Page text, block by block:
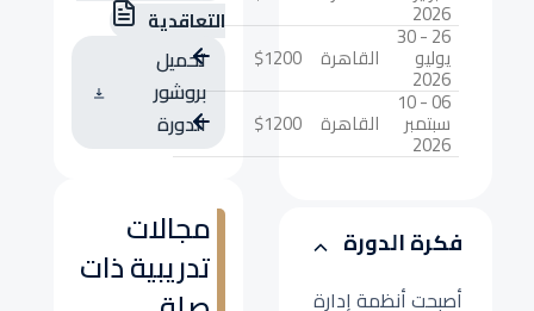
التعاقدية
تحميل
بروشور
الدورة
مجالات
تدريبية ذات
2026
26 - 30
يوليو
2026
القاهرة $1200
06 - 10
سبتمبر
2026
القاهرة $1200
فكرة الدورة
أصبحت أنظمة إدارة